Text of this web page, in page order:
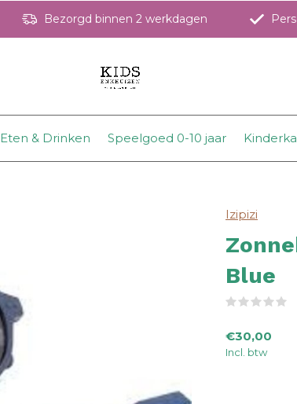
Eten & Drinken Speelgoed 0-10 jaar
Bezorgd binnen 2 werkdagen
Izipizi
Blue
€30,00
Incl. btw